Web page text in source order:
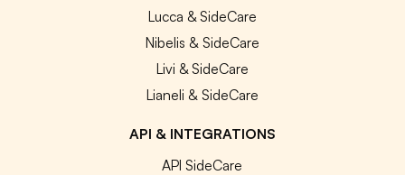
Lucca & SideCare
Nibelis & SideCare
Livi & SideCare
Lianeli & SideCare
API & INTEGRATIONS
API SideCare